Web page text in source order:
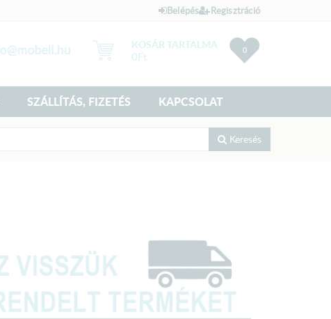
Belépés Regisztráció
0
KOSÁR TARTALMA
0Ft
SZÁLLÍTÁS, FIZETÉS KAPCSOLAT
Keresés